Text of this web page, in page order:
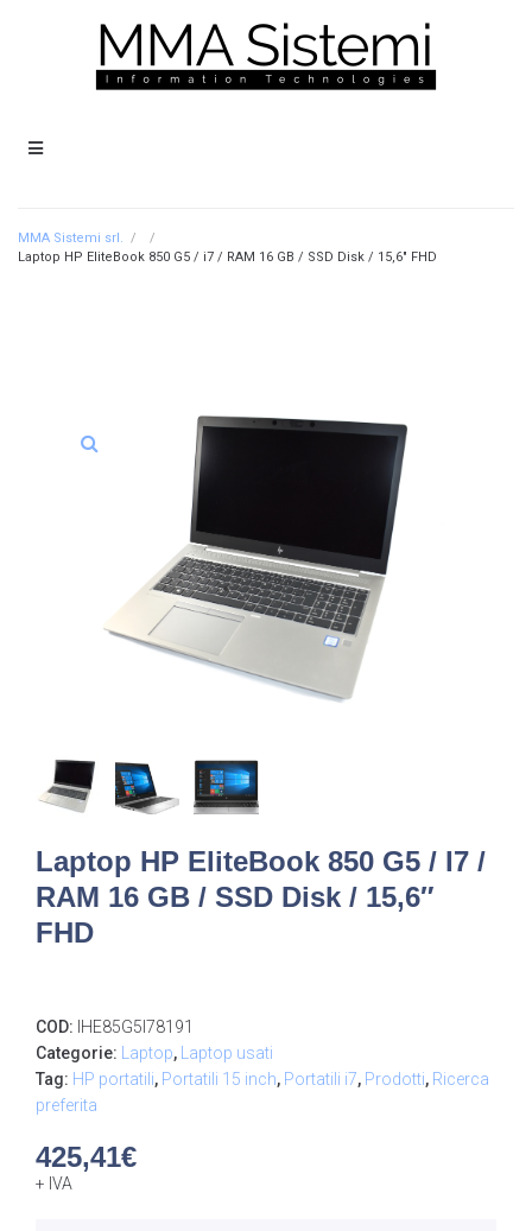
MMA Sistemi srl. /
/
Laptop HP EliteBook 850 G5 / i7 / RAM 16 GB / SSD Disk / 15,6″ FHD
Laptop HP EliteBook 850 G5 / I7 /
RAM 16 GB / SSD Disk / 15,6″
FHD
COD: IHE85G5I78191
Categorie: Laptop, Laptop usati
Tag: HP portatili, Portatili 15 inch, Portatili i7, Prodotti, Ricerca
preferita
425,41€
+ IVA